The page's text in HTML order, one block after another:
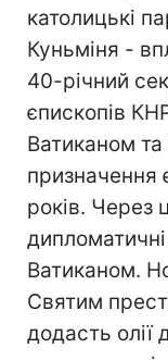
католицькі
Куньміня -
40-річний
єпископів
Ватиканом
призначення
років. Через
Ватиканом.
Святим
додасть олії